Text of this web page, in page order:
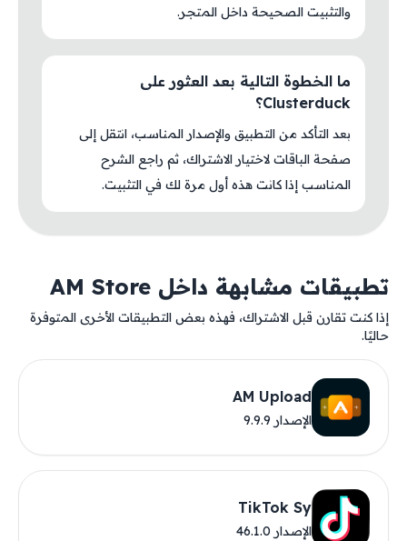
والتثبيت الصحيحة داخل المتجر.
ما الخطوة التالية بعد العثور على
Clusterduck؟
بعد التأكد من التطبيق والإصدار المناسب، انتقل إلى
صفحة الباقات لاختيار الاشتراك، ثم راجع الشرح
المناسب إذا كانت هذه أول مرة لك في التثبيت.
تطبيقات مشابهة داخل AM Store
إذا كنت تقارن قبل الاشتراك، فهذه بعض التطبيقات الأخرى المتوفرة
حاليًا.
AM Upload
الإصدار 9.9.9
TikTok Sy
الإصدار 46.1.0